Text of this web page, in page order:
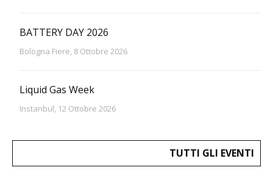
BATTERY DAY 2026
Bologna Fiere, 8 Ottobre 2026
Liquid Gas Week
Instanbul, 12 Ottobre 2026
TUTTI GLI EVENTI